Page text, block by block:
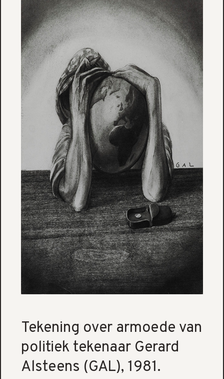
Tekening over armoede van
politiek tekenaar Gerard
Alsteens (GAL), 1981.